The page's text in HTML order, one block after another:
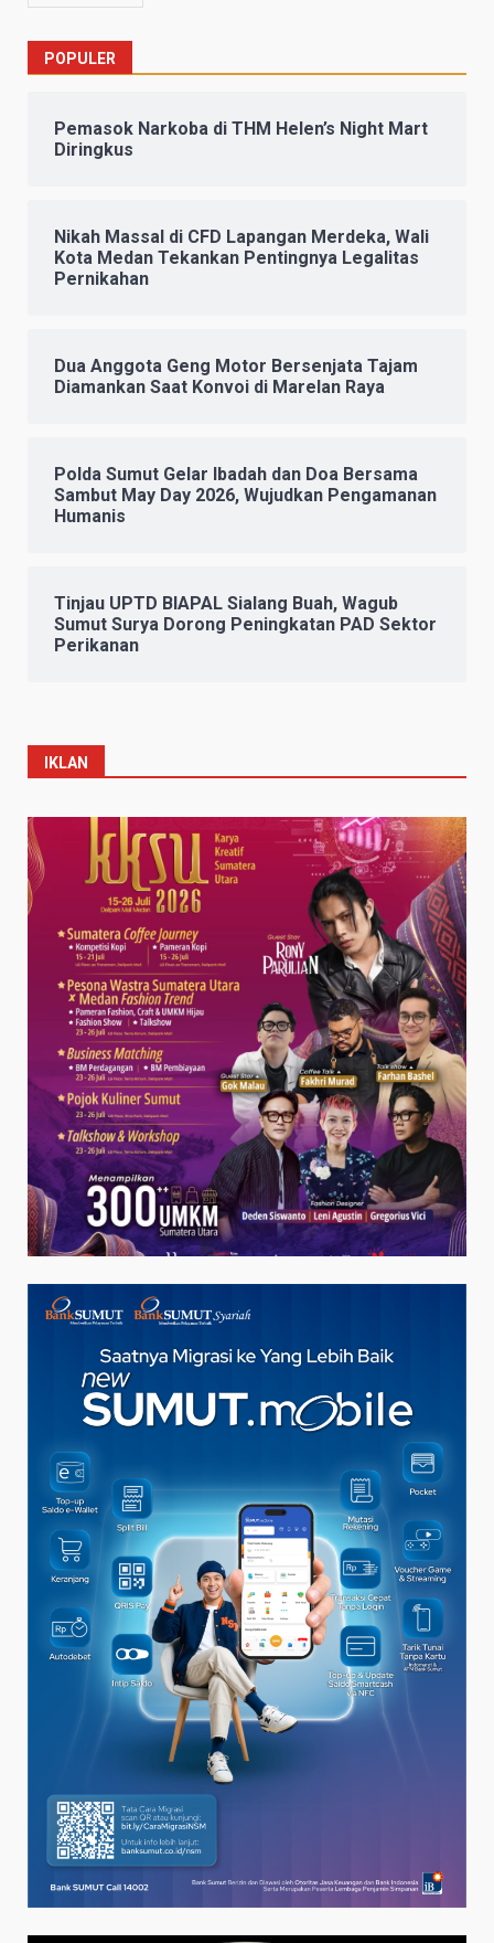
POPULER
Pemasok Narkoba di THM Helen’s Night Mart
Diringkus
Nikah Massal di CFD Lapangan Merdeka, Wali
Kota Medan Tekankan Pentingnya Legalitas
Pernikahan
Dua Anggota Geng Motor Bersenjata Tajam
Diamankan Saat Konvoi di Marelan Raya
Polda Sumut Gelar Ibadah dan Doa Bersama
Sambut May Day 2026, Wujudkan Pengamanan
Humanis
Tinjau UPTD BIAPAL Sialang Buah, Wagub
Sumut Surya Dorong Peningkatan PAD Sektor
Perikanan
IKLAN